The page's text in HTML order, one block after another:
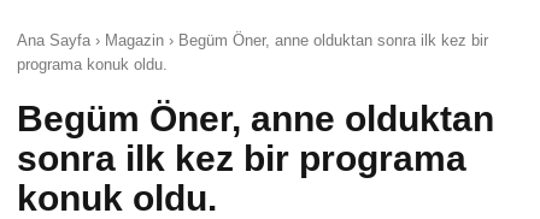
Ana Sayfa › Magazin › Begüm Öner, anne olduktan sonra ilk kez bir
programa konuk oldu.
Begüm Öner, anne olduktan
sonra ilk kez bir programa
konuk oldu.